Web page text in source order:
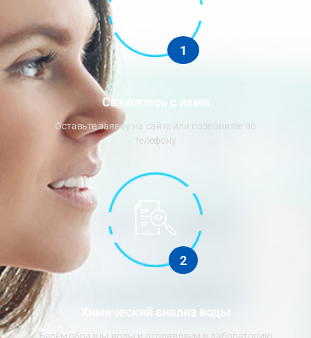
1
Свяжитесь с нами
Оставьте заявку на сайте или позвонитее по
телефону
2
Химический анализ воды
Берём образцы воды и отправляем в лабораторию